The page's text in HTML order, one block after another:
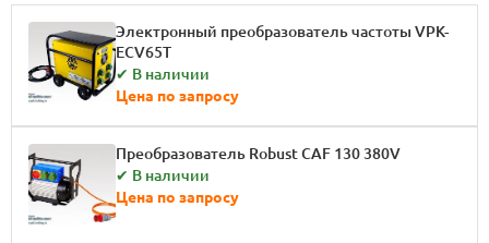
Электронный преобразователь частоты VPK-
ECV65T
✔ В наличии
Цена по запросу
Преобразователь Robust CAF 130 380V
✔ В наличии
Цена по запросу